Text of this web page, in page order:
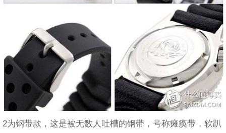
2为钢带款，这是被无数人吐槽的钢带，号称瘫痪带，软趴